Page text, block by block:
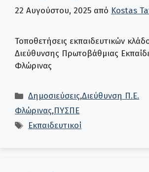
22 Αυγούστου, 2025 από Kostas
Τοποθετήσεις εκπαιδευτικών
Διεύθυνσης Πρωτοβάθμιας
Φλώρινας
Κατηγορίες
Δημοσιεύσεις,Διεύθυνση Π.Ε.
Φλώρινας,ΠΥΣΠΕ
Ετικέτες
Εκπαιδευτικοί